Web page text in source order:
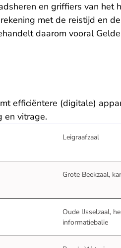
en griffiers van het
met de reistijd en
daarom vooral
efficiëntere (digitale)
en vitrage.
Leigraafzaal
Grote Beekzaal,
Oude IJsselzaal,
informatiebalie